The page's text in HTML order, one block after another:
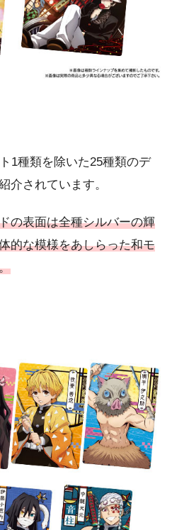
1種類を除いた25種類のデ
介されています。
の表面は全種シルバーの輝
的な模様をあしらった和モ